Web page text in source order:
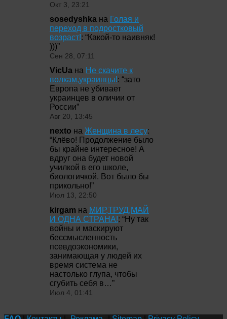
Окт 3, 23:21
sosedyshka на Голая и
переход в подростковый
возраст!: “Какой-то наивняк!
)))”
Сен 28, 07:11
VicUa на Не скачите к
волкам,украинцы!: “зато
Европа не убивает
украинцев в оличии от
России”
Авг 20, 13:45
nexto на Женщина в лесу:
“Клёво! Продолжение было
бы крайне интересное! А
вдруг она будет новой
училкой в его школе,
биологичкой. Вот было бы
прикольно!”
Июл 13, 22:50
kirgam на МИР,ТРУД,МАЙ
И ОДНА СТРАНА!: “Ну так
войны и маскируют
бессмысленность
псевдоэкономики,
занимающая у людей их
время система не
настолько глупа, чтобы
сгубить себя в…”
Июл 4, 01:41